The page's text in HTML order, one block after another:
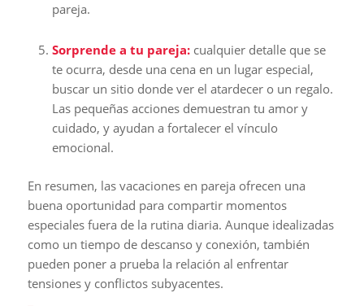
pareja.
Sorprende a tu pareja: cualquier detalle que se
te ocurra, desde una cena en un lugar especial,
buscar un sitio donde ver el atardecer o un regalo.
Las pequeñas acciones demuestran tu amor y
cuidado, y ayudan a fortalecer el vínculo
emocional.
En resumen, las vacaciones en pareja ofrecen una
buena oportunidad para compartir momentos
especiales fuera de la rutina diaria. Aunque idealizadas
como un tiempo de descanso y conexión, también
pueden poner a prueba la relación al enfrentar
tensiones y conflictos subyacentes.